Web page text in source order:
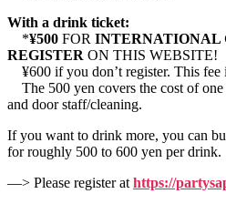
With a drink ticket:
*¥500 FOR INTERNATIONAL
REGISTER ON THIS WEBSITE!
¥600 if you don’t register. This fee
The 500 yen covers the cost of
and door staff/cleaning.
If you want to drink more, you can
for roughly 500 to 600 yen per drink.
—> Please register at https://